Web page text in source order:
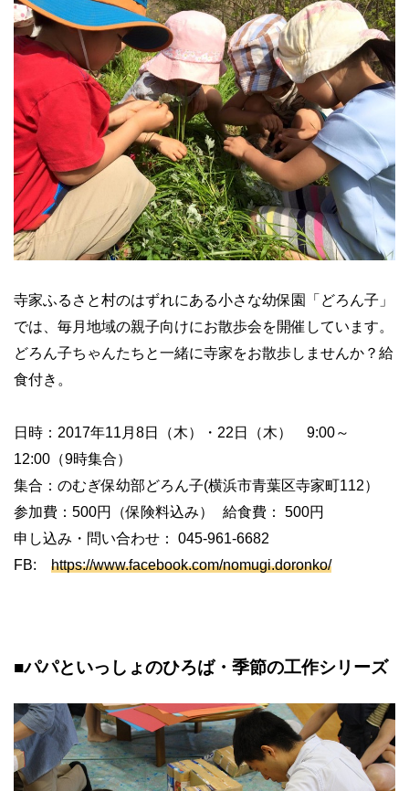
寺家ふるさと村のはずれにある小さな幼保園「どろん子」
では、毎月地域の親子向けにお散歩会を開催しています。
どろん子ちゃんたちと一緒に寺家をお散歩しませんか？給
食付き。
日時：2017年11月8日（木）・22日（木） 9:00～
12:00（9時集合）
集合：のむぎ保幼部どろん子(横浜市青葉区寺家町112）
参加費：500円（保険料込み） 給食費： 500円
申し込み・問い合わせ： 045-961-6682
FB: https://www.facebook.com/nomugi.doronko/
■パパといっしょのひろば・季節の工作シリーズ